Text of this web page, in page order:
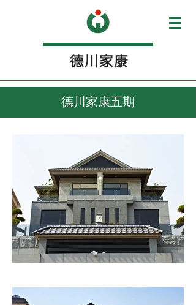
​德川家康
德川家康五期